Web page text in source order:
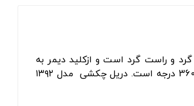
چپ گرد و راست گرد است و ازکلید دیمر به
منظور کنترل سرعت اسفاده می‌کند. این دستگاه دارای کیف حمل جهت سهولت در جابجایی و همچنین دارای دسته کمکی با قابلیت چرخش 360 درجه است. دریل چکشی مدل ۱۳۹۲